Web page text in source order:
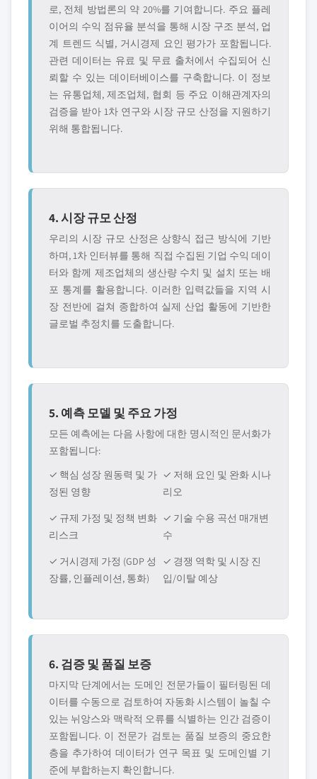
로, 전체 방법론의 약 20%를 기여합니다. 주요 플레
이어의 수익 점유율 분석을 통해 시장 구조 분석, 업
계 트렌드 식별, 거시경제 요인 평가가 포함됩니다.
관련 데이터는 유료 및 무료 출처에서 수집되어 신
뢰할 수 있는 데이터베이스를 구축합니다. 이 정보
는 유통업체, 제조업체, 협회 등 주요 이해관계자의
검증을 받아 1차 연구와 시장 규모 산정을 지원하기
위해 통합됩니다.
4. 시장 규모 산정
우리의 시장 규모 산정은 상향식 접근 방식에 기반
하며, 1차 인터뷰를 통해 직접 수집된 기업 수익 데이
터와 함께 제조업체의 생산량 수치 및 설치 또는 배
포 통계를 활용합니다. 이러한 입력값들을 지역 시
장 전반에 걸쳐 종합하여 실제 산업 활동에 기반한
글로벌 추정치를 도출합니다.
5. 예측 모델 및 주요 가정
모든 예측에는 다음 사항에 대한 명시적인 문서화가
포함됩니다:
✓ 핵심 성장 원동력 및 가
정된 영향
✓ 저해 요인 및 완화 시나
리오
✓ 규제 가정 및 정책 변화
리스크
✓ 기술 수용 곡선 매개변
수
✓ 거시경제 가정 (GDP 성
장률, 인플레이션, 통화)
✓ 경쟁 역학 및 시장 진
입/이탈 예상
6. 검증 및 품질 보증
마지막 단계에서는 도메인 전문가들이 필터링된 데
이터를 수동으로 검토하여 자동화 시스템이 놀칠 수
있는 뉘앙스와 맥락적 오류를 식별하는 인간 검증이
포함됩니다. 이 전문가 검토는 품질 보증의 중요한
층을 추가하여 데이터가 연구 목표 및 도메인별 기
준에 부합하는지 확인합니다.